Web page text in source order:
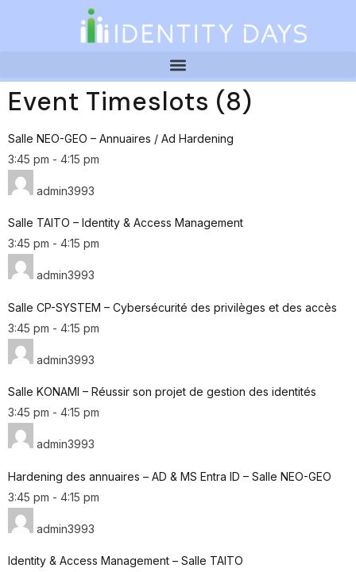
Event Timeslots (8)
Salle NEO-GEO – Annuaires / Ad Hardening
3:45 pm - 4:15 pm
admin3993
Salle TAITO – Identity & Access Management
3:45 pm - 4:15 pm
admin3993
Salle CP-SYSTEM – Cybersécurité des privilèges et des accès
3:45 pm - 4:15 pm
admin3993
Salle KONAMI – Réussir son projet de gestion des identités
3:45 pm - 4:15 pm
admin3993
Hardening des annuaires – AD & MS Entra ID – Salle NEO-GEO
3:45 pm - 4:15 pm
admin3993
Identity & Access Management – Salle TAITO